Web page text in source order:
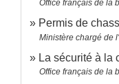
Office français de la
Permis de
Ministère chargé de
La sécurité à la
Office français de la